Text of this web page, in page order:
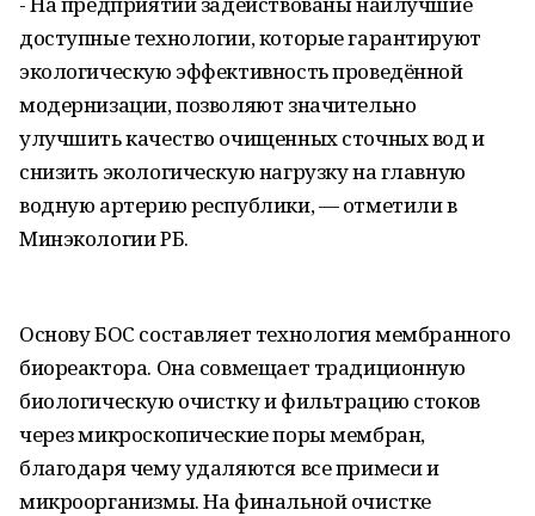
доступные технологии, которые гарантируют
экологическую эффективность проведённой
модернизации, позволяют значительно
улучшить качество очищенных сточных вод и
снизить экологическую нагрузку на главную
водную артерию республики, — отметили в
Минэкологии РБ.
Основу БОС составляет технология мембранного
биореактора. Она совмещает традиционную
биологическую очистку и фильтрацию стоков
через микроскопические поры мембран,
благодаря чему удаляются все примеси и
микроорганизмы. На финальной очистке